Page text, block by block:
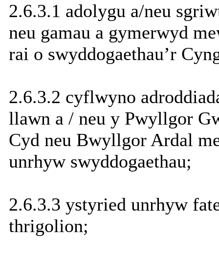
2.6.3.1 adolygu a/neu
neu gamau a gymerwyd
rai o swyddogaethau’r
2.6.3.2 cyflwyno
llawn a / neu y Pwyllgor
Cyd neu Bwyllgor Ardal
unrhyw swyddogaethau;
2.6.3.3 ystyried unrhyw
thrigolion;